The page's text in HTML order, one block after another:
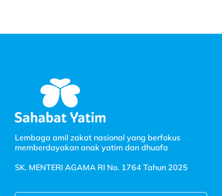
Lembaga amil zakat nasional yang berfokus
memberdayakan anak yatim dan dhuafa
SK. MENTERI AGAMA RI No. 1764 Tahun 2025